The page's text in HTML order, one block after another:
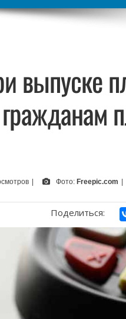
выпуске
| Фото: Freepic.com |
Поделиться: